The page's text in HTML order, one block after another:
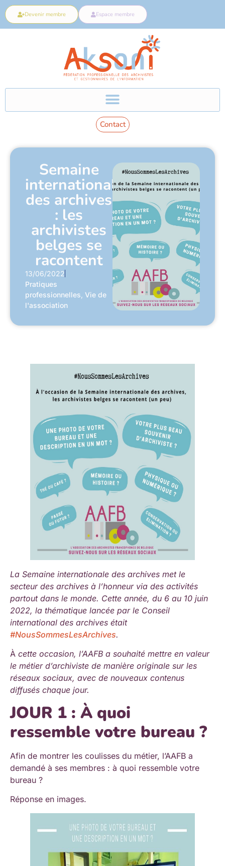
Devenir membre Espace membre
Contact
Semaine
internationale
des archives
: les
archivistes
belges se
racontent
13/06/2022
Pratiques
professionnelles Vie de
l'association
La Semaine internationale des archives met le
secteur des archives à l’honneur via des activités
partout dans le monde. Cette année, du 6 au 10 juin
2022, la thématique lancée par le Conseil
international des archives était
#NousSommesLesArchives.
À cette occasion, l’AAFB a souhaité mettre en valeur
le métier d’archiviste de manière originale sur les
réseaux sociaux, avec de nouveaux contenus
diffusés chaque jour.
JOUR 1 : À quoi
ressemble votre bureau ?
Afin de montrer les coulisses du métier, l’AAFB a
demandé à ses membres : à quoi ressemble votre
bureau ?
Réponse en images.